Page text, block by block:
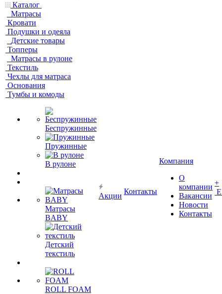
Каталог
Матрасы
Кровати
Подушки и одеяла
Детские товары
Топперы
Матрасы в рулоне
Текстиль
Чехлы для матраса
Основания
Тумбы и комоды
Беспружинные
Пружинные
В рулоне
Матрасы
BABY
Детский
текстиль
ROLL FOAM
Акции
Контакты
Компания
О
компании
Вакансии
Новости
Контакты
+